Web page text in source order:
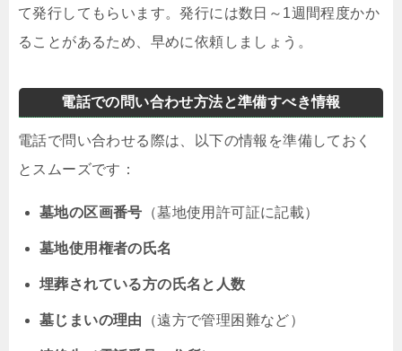
て発行してもらいます。発行には数日～1週間程度かか
ることがあるため、早めに依頼しましょう。
電話での問い合わせ方法と準備すべき情報
電話で問い合わせる際は、以下の情報を準備しておく
とスムーズです：
墓地の区画番号 （墓地使用許可証に記載）
墓地使用権者の氏名
埋葬されている方の氏名と人数
墓じまいの理由 （遠方で管理困難など）